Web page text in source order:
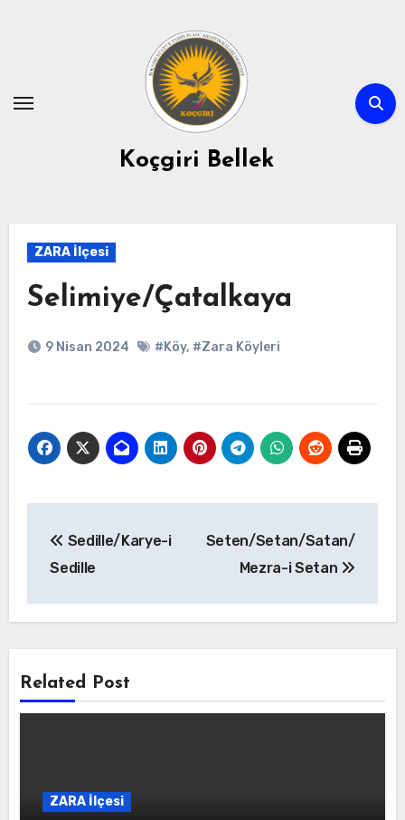
Koçgiri Bellek
ZARA İlçesi
Selimiye/Çatalkaya
9 Nisan 2024 #Köy, #Zara Köyleri
gezinmesi
Sedille/Karye-i
Sedille
Seten/Setan/Satan/
Mezra-i Setan
Related Post
ZARA İlçesi